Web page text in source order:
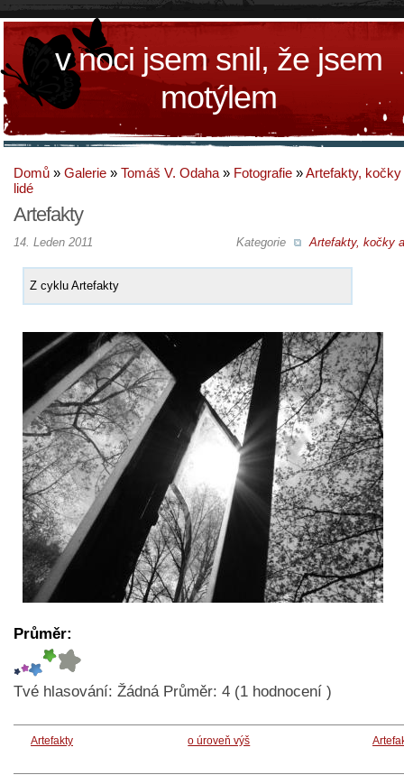
v noci jsem snil, že jsem
motýlem
Domů » Galerie » Tomáš V. Odaha » Fotografie »Artefakty, kočky
lidé
Artefakty
Kategorie Artefakty, kočky
14. Leden 2011
Z cyklu Artefakty
Průměr:
Tvé hlasování: Žádná Průměr: 4 (1 hodnocení )
Artefakty o úroveň výš